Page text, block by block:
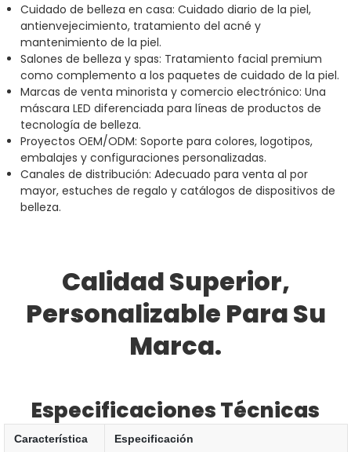
Cuidado de belleza en casa: Cuidado diario de la piel,
antienvejecimiento, tratamiento del acné y
mantenimiento de la piel.
Salones de belleza y spas: Tratamiento facial premium
como complemento a los paquetes de cuidado de la piel.
Marcas de venta minorista y comercio electrónico: Una
máscara LED diferenciada para líneas de productos de
tecnología de belleza.
Proyectos OEM/ODM: Soporte para colores, logotipos,
embalajes y configuraciones personalizadas.
Canales de distribución: Adecuado para venta al por
mayor, estuches de regalo y catálogos de dispositivos de
belleza.
Calidad Superior,
Personalizable Para Su
Marca.
Especificaciones Técnicas
Característica Especificación